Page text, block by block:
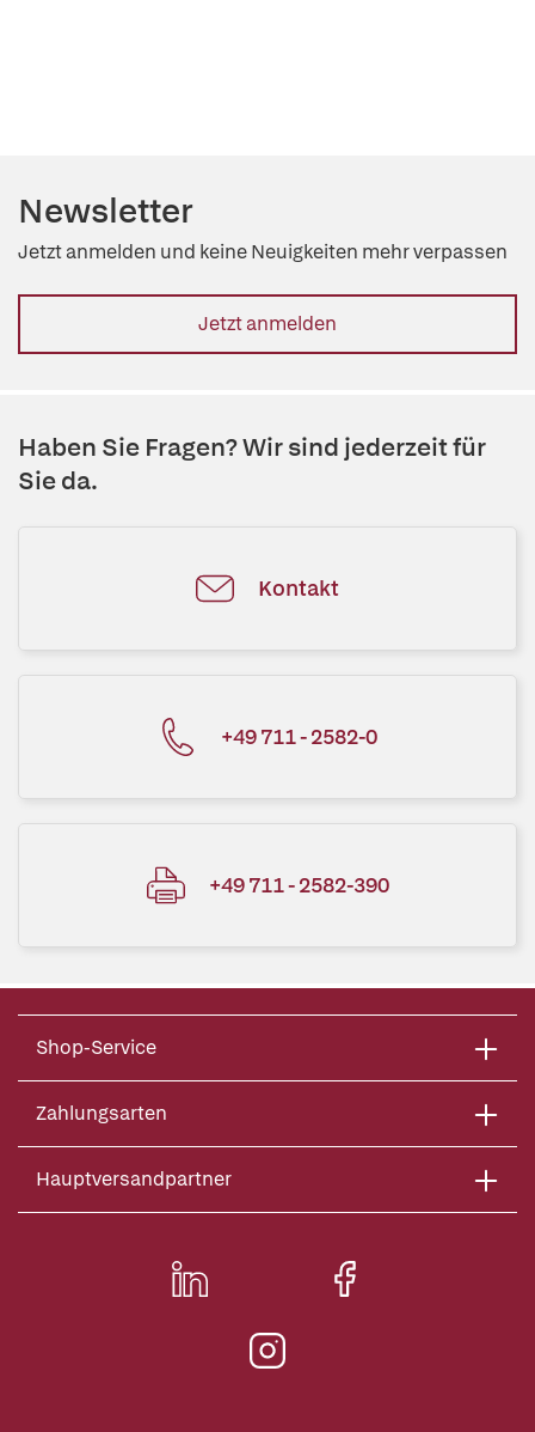
Newsletter
Jetzt anmelden und keine Neuigkeiten mehr verpassen
Jetzt anmelden
Haben Sie Fragen? Wir sind jederzeit für
Sie da.
Kontakt
+49 711 - 2582-0
+49 711 - 2582-390
Shop-Service
Zahlungsarten
Hauptversandpartner